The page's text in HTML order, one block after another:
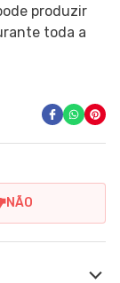
produzir
toda a
NÃO